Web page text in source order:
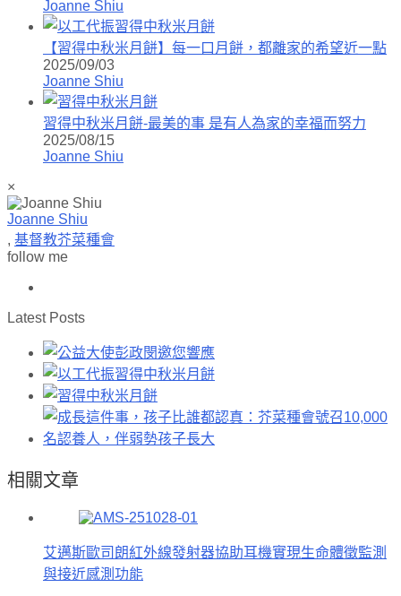
Joanne Shiu
【習得中秋米月餅】每一口月餅，都離家的希望近一點
2025/09/03
Joanne Shiu
習得中秋米月餅-最美的事 是有人為家的幸福而努力
2025/08/15
Joanne Shiu
×
Joanne Shiu
, 基督教芥菜種會
follow me
Latest Posts
相關文章
艾邁斯歐司朗紅外線發射器協助耳機實現生命體徵監測
與接近感測功能